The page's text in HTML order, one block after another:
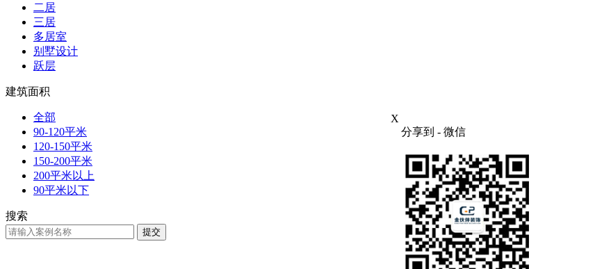
二居
三居
多居室
别墅设计
跃层
建筑面积
全部
90-120平米
120-150平米
150-200平米
200平米以上
90平米以下
搜索
X
分享到 - 微信